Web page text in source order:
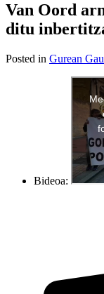
Van Oord
ditu
Posted in Gurean
Bideoa: